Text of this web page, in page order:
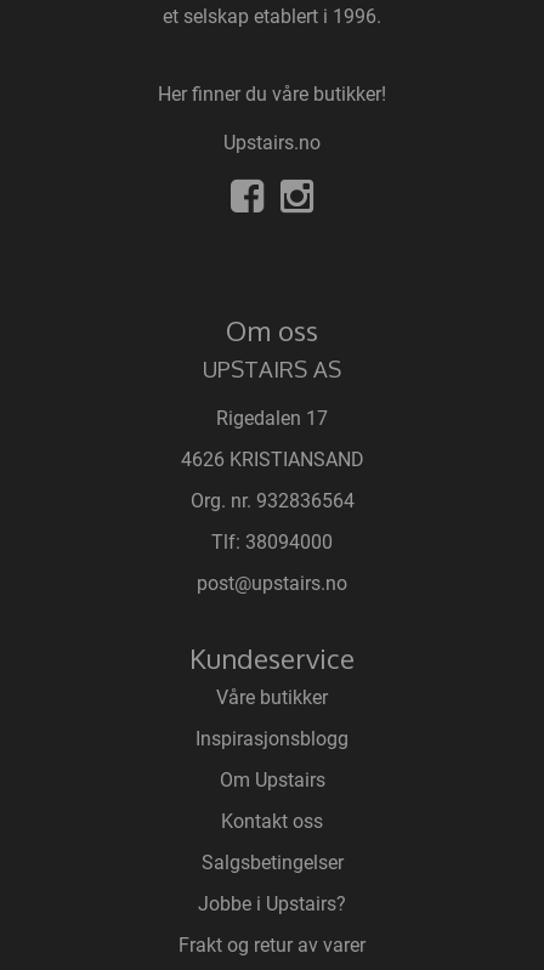
et selskap etablert i 1996.
Her finner du våre butikker!
Upstairs.no
Om oss
UPSTAIRS AS
Rigedalen 17
4626 KRISTIANSAND
Org. nr. 932836564
Tlf: 38094000
post@upstairs.no
Kundeservice
Våre butikker
Inspirasjonsblogg
Om Upstairs
Kontakt oss
Salgsbetingelser
Jobbe i Upstairs?
Frakt og retur av varer